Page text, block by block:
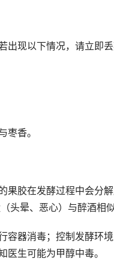
现以下情况，请立即丢
枣香。
果胶在发酵过程中会分
头晕、恶心）与醉酒相
容器消毒；控制发酵环
生可能为甲醇中毒。